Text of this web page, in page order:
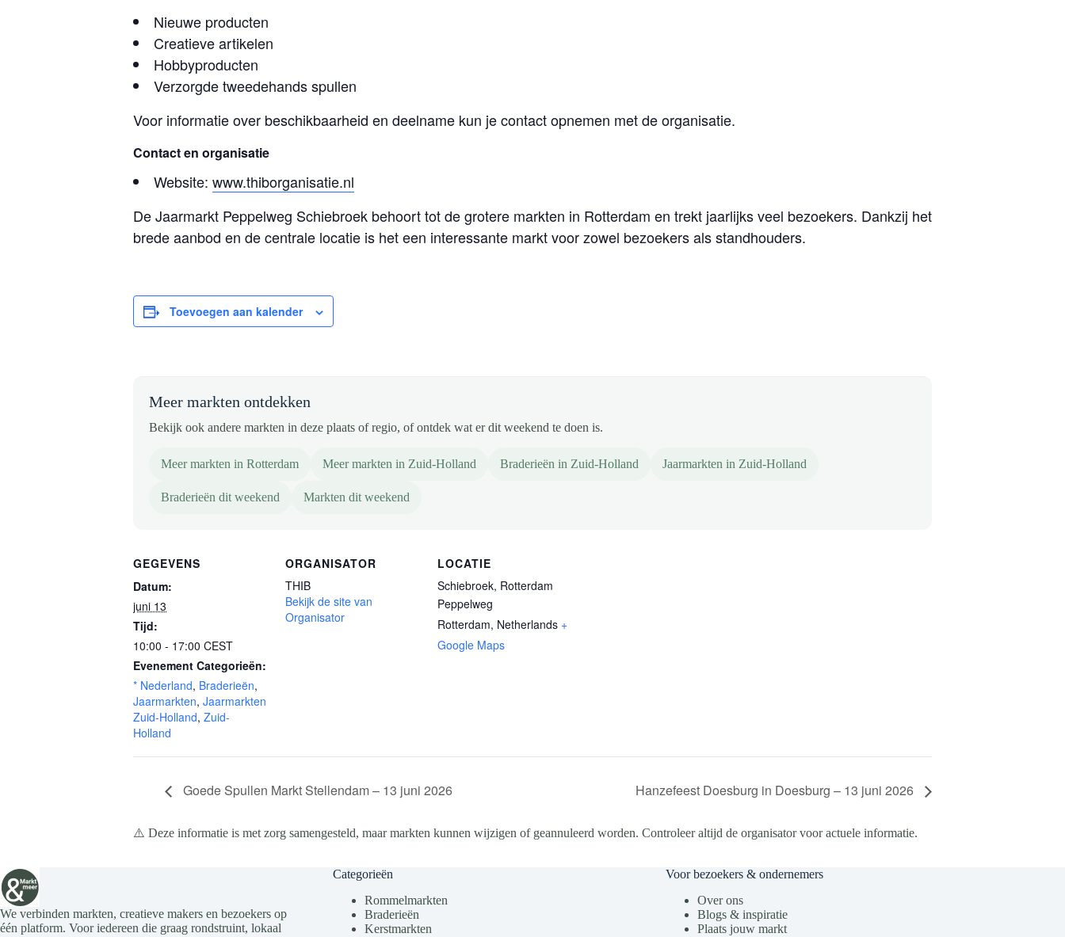
Nieuwe producten
Creatieve artikelen
Hobbyproducten
Verzorgde tweedehands spullen
Voor informatie over beschikbaarheid en deelname kun je contact opnemen met de organisatie.
Contact en organisatie
Website: www.thiborganisatie.nl
De Jaarmarkt Peppelweg Schiebroek behoort tot de grotere markten in Rotterdam en trekt jaarlijks veel bezoekers. Dankzij het
brede aanbod en de centrale locatie is het een interessante markt voor zowel bezoekers als standhouders.
Toevoegen aan kalender
Meer markten ontdekken
Bekijk ook andere markten in deze plaats of regio, of ontdek wat er dit weekend te doen is.
Meer markten in Rotterdam Meer markten in Zuid-Holland Braderieën in Zuid-Holland Jaarmarkten in Zuid-Holland
Braderieën dit weekend Markten dit weekend
GEGEVENS
Datum:
juni 13
Tijd:
10:00 - 17:00 CEST
Evenement Categorieën:
* Nederland, Braderieën,
Jaarmarkten, Jaarmarkten
Zuid-Holland, Zuid-
Holland
ORGANISATOR
THIB
Bekijk de site van
Organisator
LOCATIE
Schiebroek, Rotterdam
Peppelweg
Rotterdam, Netherlands +
Google Maps
Goede Spullen Markt Stellendam – 13 juni 2026 Hanzefeest Doesburg in Doesburg – 13 juni 2026
⚠️ Deze informatie is met zorg samengesteld, maar markten kunnen wijzigen of geannuleerd worden. Controleer altijd de organisator voor actuele informatie.
We verbinden markten, creatieve makers en bezoekers op
één platform. Voor iedereen die graag rondstruint, lokaal
Categorieën
Rommelmarkten
Braderieën
Kerstmarkten
Voor bezoekers & ondernemers
Over ons
Blogs & inspiratie
Plaats jouw markt